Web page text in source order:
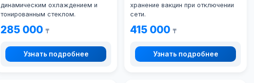
динамическим охлаждением и
тонированным стеклом.
285 000₸
Узнать подробнее
хранение вакцин при отключении
сети.
415 000₸
Узнать подробнее